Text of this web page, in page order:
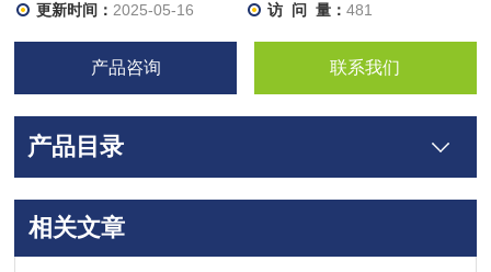
更新时间： 2025-05-16 访 问 量： 481
产品咨询 联系我们
产品目录
相关文章